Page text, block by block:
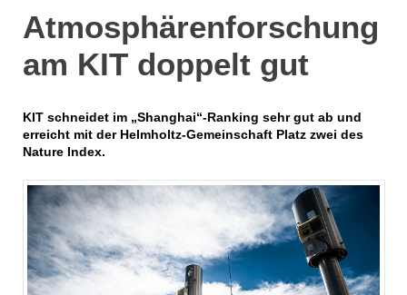
Atmosphärenforschung
am KIT doppelt gut
KIT schneidet im „Shanghai“-Ranking sehr gut ab und
erreicht mit der Helmholtz-Gemeinschaft Platz zwei des
Nature Index.